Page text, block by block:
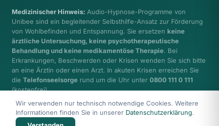
Medizinischer Hinweis: Audio-Hypnose-Programme von
Unibee sind ein begleitender Selbsthilfe-Ansatz zur Förderung
von Wohlbefinden und Entspannung. Sie ersetzen keine
ärztliche Untersuchung, keine psychotherapeutische
Behandlung und keine medikamentöse Therapie. Bei
Erkrankungen, Beschwerden oder Krisen wenden Sie sich bitte
an eine Ärztin oder einen Arzt. In akuten Krisen erreichen Sie
die Telefonseelsorge rund um die Uhr unter 0800 111 0 111
(kostenfrei).
Wir verwenden nur technisch notwendige Cookies. Weitere
Informationen finden Sie in unserer Datenschutzerklärung.